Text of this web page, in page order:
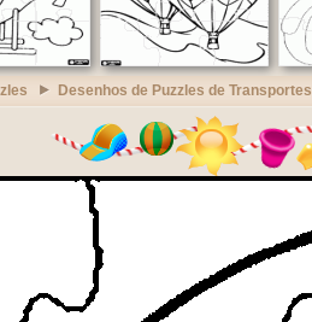
Desenhos de Puzzles de Transportes